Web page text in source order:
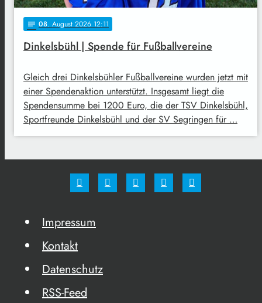
notes 08. August 2026 12:11
Dinkelsbühl | Spende für Fußballvereine
Gleich drei Dinkelsbühler Fußballvereine wurden jetzt mit
einer Spendenaktion unterstützt. Insgesamt liegt die
Spendensumme bei 1200 Euro, die der TSV Dinkelsbühl,
Sportfreunde Dinkelsbühl und der SV Segringen für …
Impressum
Kontakt
Datenschutz
RSS-Feed